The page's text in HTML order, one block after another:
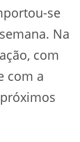
se
Na
com
com a